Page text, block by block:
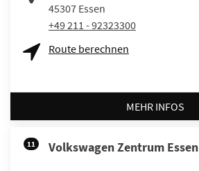
45307 Essen
+49 211 - 92323300
Route berechnen
MEHR INFOS
11 Volkswagen Zentrum Essen